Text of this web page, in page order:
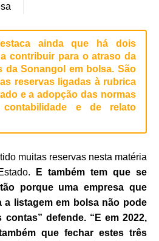
ainda que há dois
contribuir para o atraso da
da Sonangol em bolsa. São
reservas ligadas à rubrica
e a adopção das normas
contabilidade e de relato
muitas reservas nesta matéria
E também tem que se
porque uma empresa que
a listagem em bolsa não pode
defende. “E em 2022,
que fechar estes três